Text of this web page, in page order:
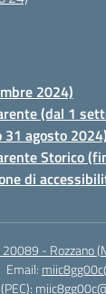
2024)
(dal 1
agosto 2024)
Storico
di
- Rozzano
Email: